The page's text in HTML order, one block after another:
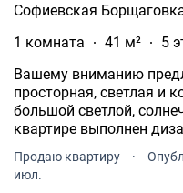
Софиевская
1 комната
41 м²
5
Вашему вниманию
просторная, светлая и
большой светлой,
квартире выполнен
ремонт с мебелью под
квартиры использован
комфортного
Продаю квартиру ·
июл.